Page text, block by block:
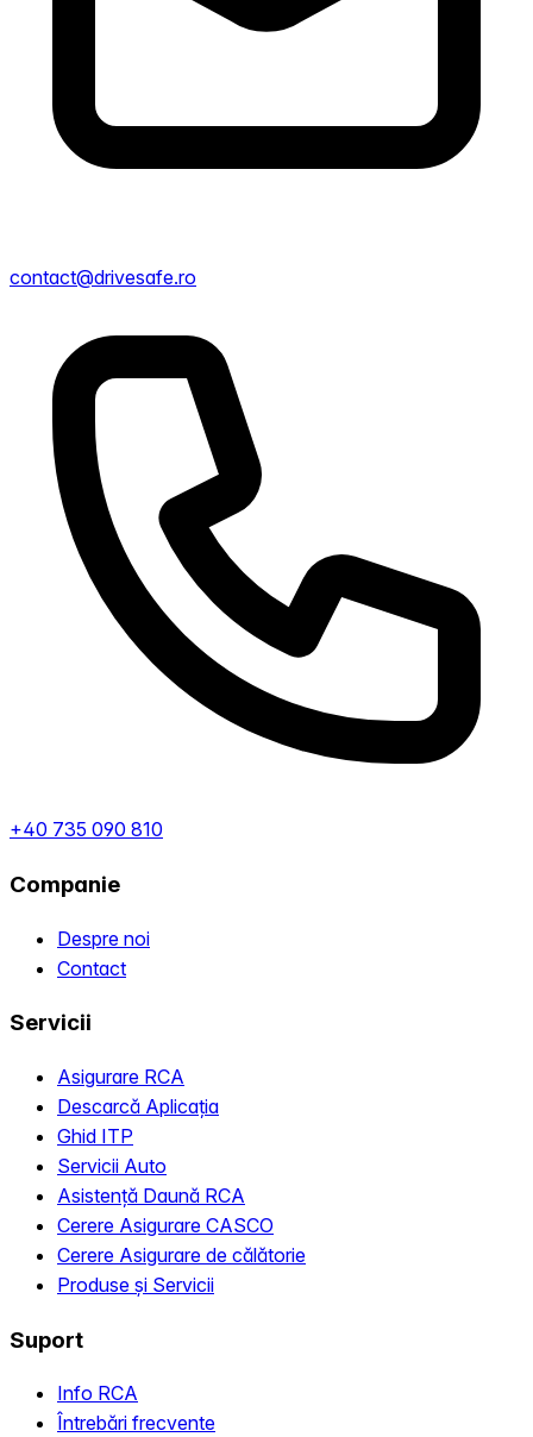
contact@drivesafe.ro
+40 735 090 810
Companie
Despre noi
Contact
Servicii
Asigurare RCA
Descarcă Aplicația
Ghid ITP
Servicii Auto
Asistență Daună RCA
Cerere Asigurare CASCO
Cerere Asigurare de călătorie
Produse și Servicii
Suport
Info RCA
Întrebări frecvente